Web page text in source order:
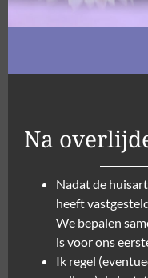
Na
Nadat de
heeft
We bepalen
is voor ons
Ik regel